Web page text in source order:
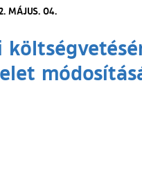
MÁJUS. 04.